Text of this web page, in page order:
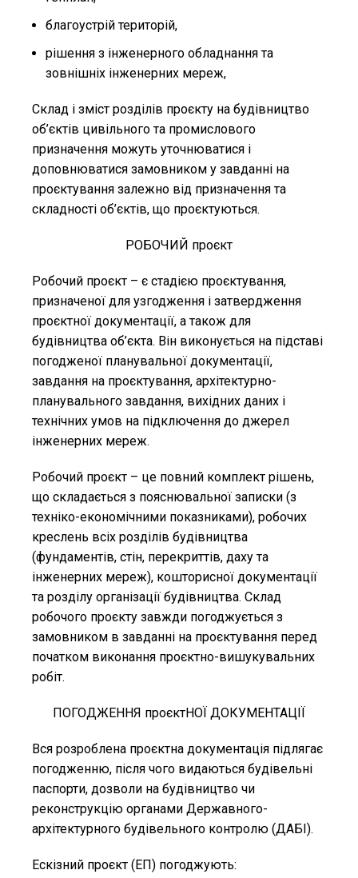
благоустрій територій,
рішення з інженерного обладнання та
зовнішніх інженерних мереж,
Склад і зміст розділів проєкту на будівництво
об’єктів цивільного та промислового
призначення можуть уточнюватися і
доповнюватися замовником у завданні на
проєктування залежно від призначення та
складності об’єктів, що проєктуються.
РОБОЧИЙ проєкт
Робочий проєкт – є стадією проєктування,
призначеної для узгодження і затвердження
проєктної документації, а також для
будівництва об’єкта. Він виконується на підставі
погодженої планувальної документації,
завдання на проєктування, архітектурно-
планувального завдання, вихідних даних і
технічних умов на підключення до джерел
інженерних мереж.
Робочий проєкт – це повний комплект рішень,
що складається з пояснювальної записки (з
техніко-економічними показниками), робочих
креслень всіх розділів будівництва
(фундаментів, стін, перекриттів, даху та
інженерних мереж), кошторисної документації
та розділу організації будівництва. Склад
робочого проєкту завжди погоджується з
замовником в завданні на проєктування перед
початком виконання проєктно-вишукувальних
робіт.
ПОГОДЖЕННЯ проєктНОЇ ДОКУМЕНТАЦІЇ
Вся розроблена проєктна документація підлягає
погодженню, після чого видаються будівельні
паспорти, дозволи на будівництво чи
реконструкцію органами Державного-
архітектурного будівельного контролю (ДАБІ).
Ескізний проєкт (ЕП) погоджують: